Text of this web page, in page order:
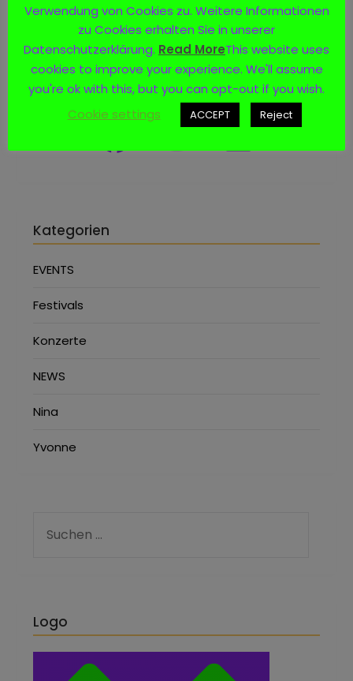
Social Media
Kategorien
EVENTS
Festivals
Konzerte
NEWS
Nina
Yvonne
Logo
Verwendung von Cookies zu. Weitere Informationen
zu Cookies erhalten Sie in unserer
Datenschutzerklärung. Read MoreThis website uses
cookies to improve your experience. We'll assume
you're ok with this, but you can opt-out if you wish.
Cookie settings
ACCEPT Reject